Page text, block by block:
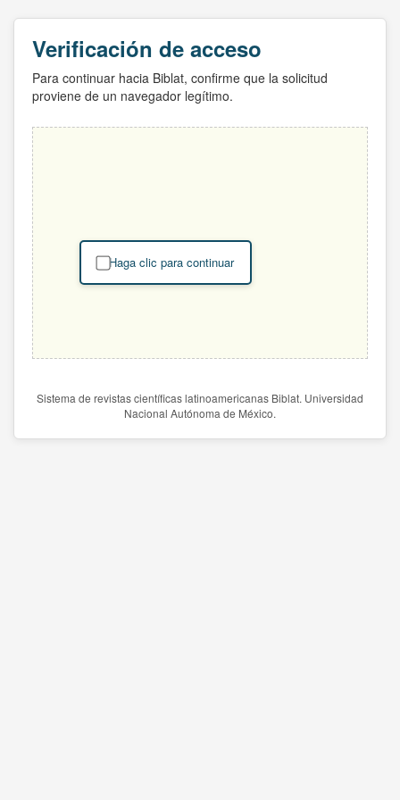
Verificación de acceso
Para continuar hacia Biblat, confirme que la solicitud
proviene de un navegador legítimo.
Haga clic para continuar
Sistema de revistas científicas latinoamericanas Biblat. Universidad
Nacional Autónoma de México.